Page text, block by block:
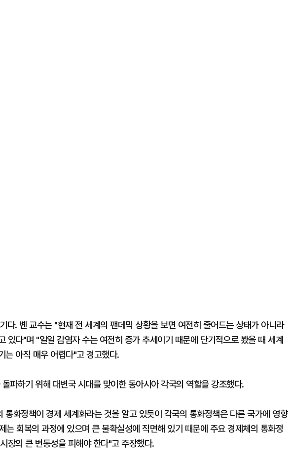
다. 볜 교수는 "현재 전 세계의 팬데믹 상황을 보면 여전히 줄어드는 상태가 아니라
있다"며 "일일 감염자 수는 여전히 증가 추세이기 때문에 단기적으로 봤을 때 세계
는 아직 매우 어렵다"고 경고했다.
파하기 위해 대변국 시대를 맞이한 동아시아 각국의 역할을 강조했다.
통화정책이 경제 세계화라는 것을 알고 있듯이 각국의 통화정책은 다른 국가에 영향
는 회복의 과정에 있으며 큰 불확실성에 직면해 있기 때문에 주요 경제체의 통화정
장의 큰 변동성을 피해야 한다"고 주장했다.